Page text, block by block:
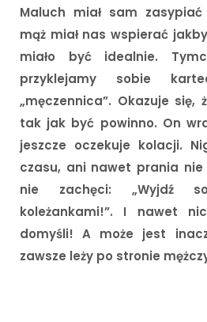
Maluch miał sam zasypiać
mąż miał nas wspierać
miało być idealnie.
przyklejamy sobie
„męczennica”. Okazuje
tak jak być powinno. On
jeszcze oczekuje kolacji.
czasu, ani nawet prania
nie zachęci: „Wyjdź
koleżankami!”. I nawet
domyśli! A może jest
zawsze leży po stronie